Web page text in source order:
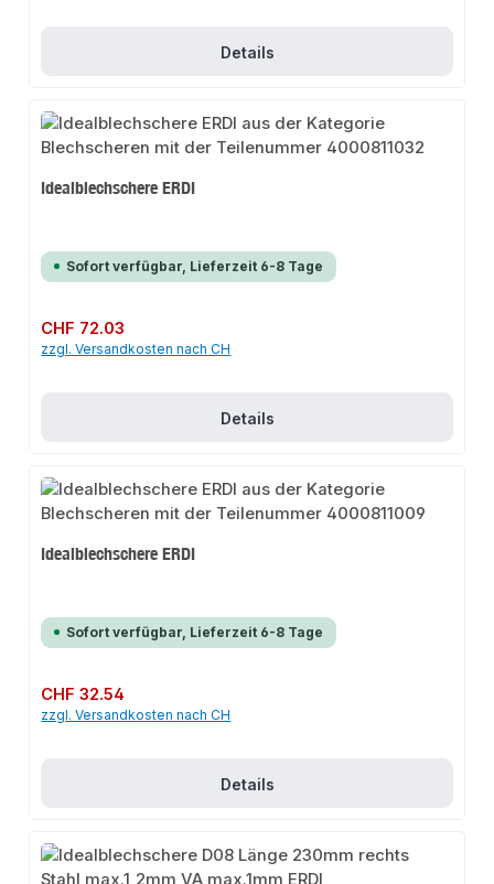
Details
Idealblechschere ERDI
Sofort verfügbar, Lieferzeit 6-8 Tage
Regulärer Preis:
CHF 72.03
zzgl. Versandkosten nach CH
Details
Idealblechschere ERDI
Sofort verfügbar, Lieferzeit 6-8 Tage
Regulärer Preis:
CHF 32.54
zzgl. Versandkosten nach CH
Details